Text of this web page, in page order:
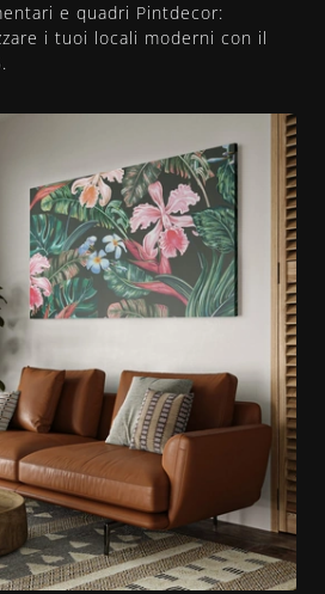
e quadri Pintdecor:
i tuoi locali moderni con il